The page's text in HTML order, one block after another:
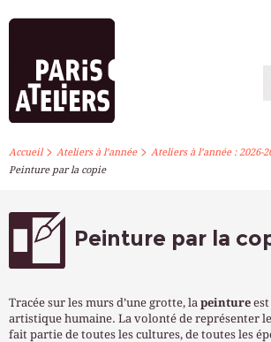
PARIS ATELIERS
ATELIERS À L’ANNÉE
INFOS PRATIQUES
Accueil> Ateliers à l’année> Ateliers à l’année : 2026-
Peinture par la copie
Peinture par la
Tracée sur les murs d’une grotte, la peinture
artistique humaine. La volonté de représenter
fait partie de toutes les cultures, de toutes les